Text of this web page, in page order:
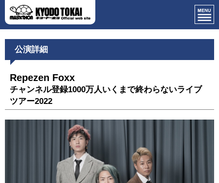
公演詳細
Repezen Foxx
チャンネル登録1000万人いくまで終わらないライブ
ツアー2022